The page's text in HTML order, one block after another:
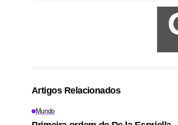
Artigos Relacionados
Mundo